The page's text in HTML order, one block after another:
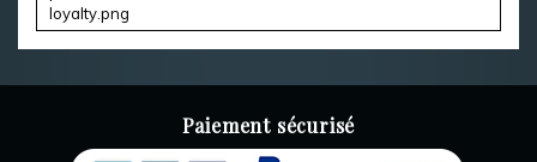
Paiement sécurisé